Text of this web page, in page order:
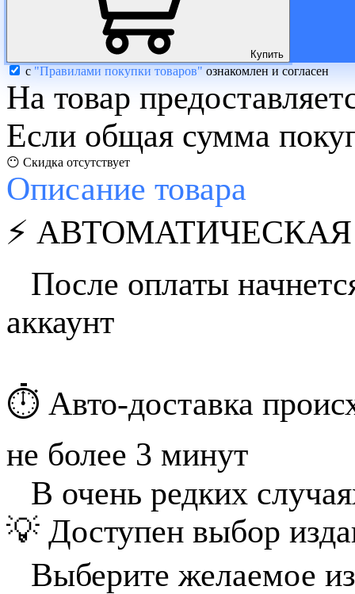
Купить
с "Правилами покупки товаров" ознакомлен и согласен
На товар
Если общая сумма
😶 Скидка отсутствует
Описание товара
⚡️
⠀После оплаты
аккаунт
⏱️ Авто-доставка
не более 3 минут
⠀В очень редких
💡 Доступен выбор
⠀Выберите желаемое